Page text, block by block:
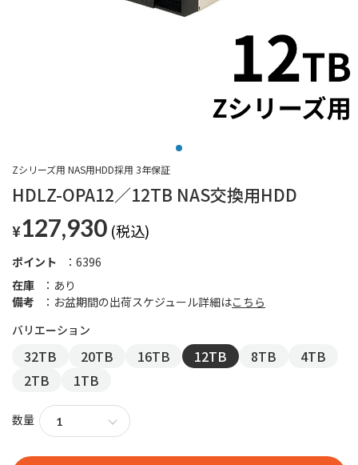
HDLZ-OPA12／12TB NAS交換用HDD
Zシリーズ用 NAS用HDD採用 3年保証
¥127,930
ポイント
6396
在庫
あり
備考
お盆期間の出荷スケジュール詳細はこちら
32TB 20TB 16TB 12TB 8TB
4TB
2TB
1TB
数量